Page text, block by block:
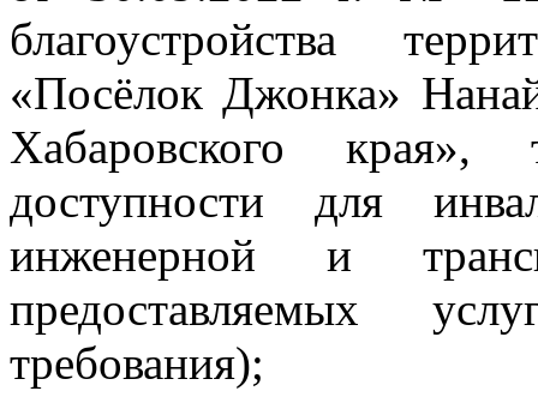
благоустройства
«Посёлок Джонка»
Хабаровского края»,
доступности для
инженерной и
предоставляемых
требования);